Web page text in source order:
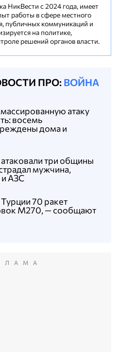
НикВести с 2024 года, имеет
работы в сфере местного
публичных коммуникаций и
на политике,
решений органов власти.
ПРО: ВОЙНА
70 ракет
M270, — сообщают
три общины
мужчина,
АЗС
атаку
восемь
дома и